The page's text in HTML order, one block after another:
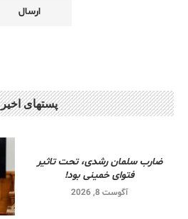
پستهای اخیر
ضارب سلمان رشدی، تحت تاثیر
فتوای خمینی بود!
آگوست 8, 2026